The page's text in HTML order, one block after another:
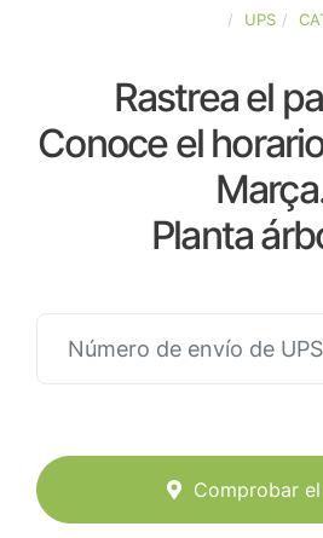
UPS
Rastrea el
Conoce el
Planta
Comprobar